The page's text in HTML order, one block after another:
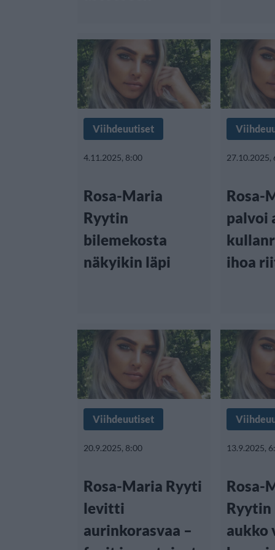
Viihdeuutiset
4.11.2025, 8:00
Rosa-Maria
Ryytin
bilemekosta
näkyikin läpi
27.10.2025,
Rosa-
palvoi
ihoa
Viihdeuutiset
20.9.2025, 8:00
Rosa-Maria Ryyti
levitti
aurinkorasvaa –
13.9.2025,
Rosa-
Ryytin
aukko